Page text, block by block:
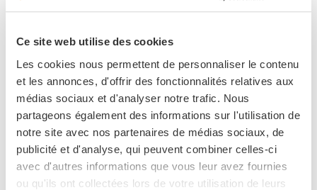
Ce site web utilise des cookies
Les cookies nous permettent de personnaliser le contenu
et les annonces, d'offrir des fonctionnalités relatives aux
médias sociaux et d'analyser notre trafic. Nous
partageons également des informations sur l'utilisation de
notre site avec nos partenaires de médias sociaux, de
publicité et d'analyse, qui peuvent combiner celles-ci
avec d'autres informations que vous leur avez fournies
ou qu'ils ont collectées lors de votre utilisation de leurs
Étape 4 : Calculer les angles sous pente
Pour les zones inclinées, utilisez l’équerre pour vérifier les
angles. Mesurez l’angle entre le mur et le plafond à l’aide
d’un rapporteur, si nécessaire. Ces informations seront
cruciales lors de laconception de meubles sur-mesure
doivent s’ajuster à ces angles.
Étape 5 : Créer un plan